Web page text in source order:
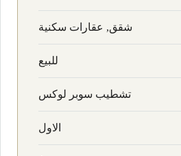
شقق, عقارات سكنية
للبيع
تشطيب سوبر لوكس
الاول